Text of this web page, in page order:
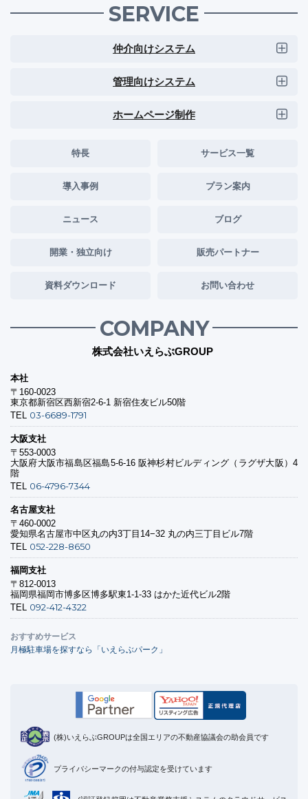
SERVICE
仲介向けシステム
管理向けシステム
ホームページ制作
特長 サービス一覧
導入事例 プラン案内
ニュース ブログ
開業・独立向け 販売パートナー
資料ダウンロード お問い合わせ
COMPANY
株式会社いえらぶGROUP
本社
〒160-0023
東京都新宿区西新宿2-6-1 新宿住友ビル50階
TEL 03-6689-1791
大阪支社
〒553-0003
大阪府大阪市福島区福島5-6-16 阪神杉村ビルディング（ラグザ大阪）4
階
TEL 06-4796-7344
名古屋支社
〒460-0002
愛知県名古屋市中区丸の内3丁目14−32 丸の内三丁目ビル7階
TEL 052-228-8650
福岡支社
〒812-0013
福岡県福岡市博多区博多駅東1-1-33 はかた近代ビル2階
TEL 092-412-4322
おすすめサービス
月極駐車場を探すなら「いえらぶパーク」
(株)いえらぶGROUPは全国エリアの不動産協議会の助会員です
プライバシーマークの付与認定を受けています